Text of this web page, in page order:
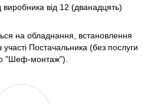
виробника від 12 (дванадцять)
на обладнання, встановлення
Постачальника (без послуги
"Шеф-монтаж").